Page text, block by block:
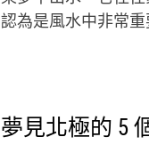
認為是風水中非常
夢見北極的 5